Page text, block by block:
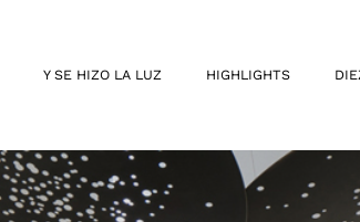
Y SE HIZO LA LUZ HIGHLIGHTS